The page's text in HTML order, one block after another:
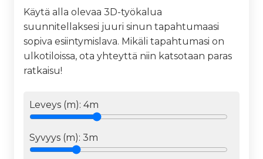
Käytä alla olevaa 3D-työkalua
suunnitellaksesi juuri sinun tapahtumaasi
sopiva esiintymislava. Mikäli tapahtumasi on
ulkotiloissa, ota yhteyttä niin katsotaan paras
ratkaisu!
Leveys (m): 4m
Syvyys (m): 3m